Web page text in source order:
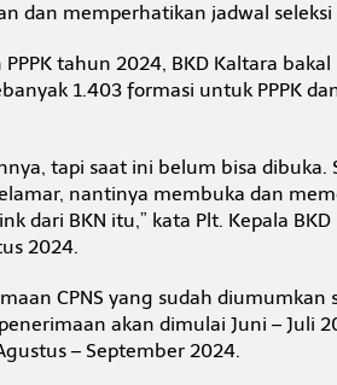
dan memperhatikan jadwal seleksi
PPPK tahun 2024, BKD Kaltara
1.403 formasi untuk PPPK
tapi saat ini belum bisa dibuka.
nantinya membuka dan
dari BKN itu,” kata Plt. Kepala
2024.
CPNS yang sudah diumumkan
akan dimulai Juni – Juli
– September 2024.